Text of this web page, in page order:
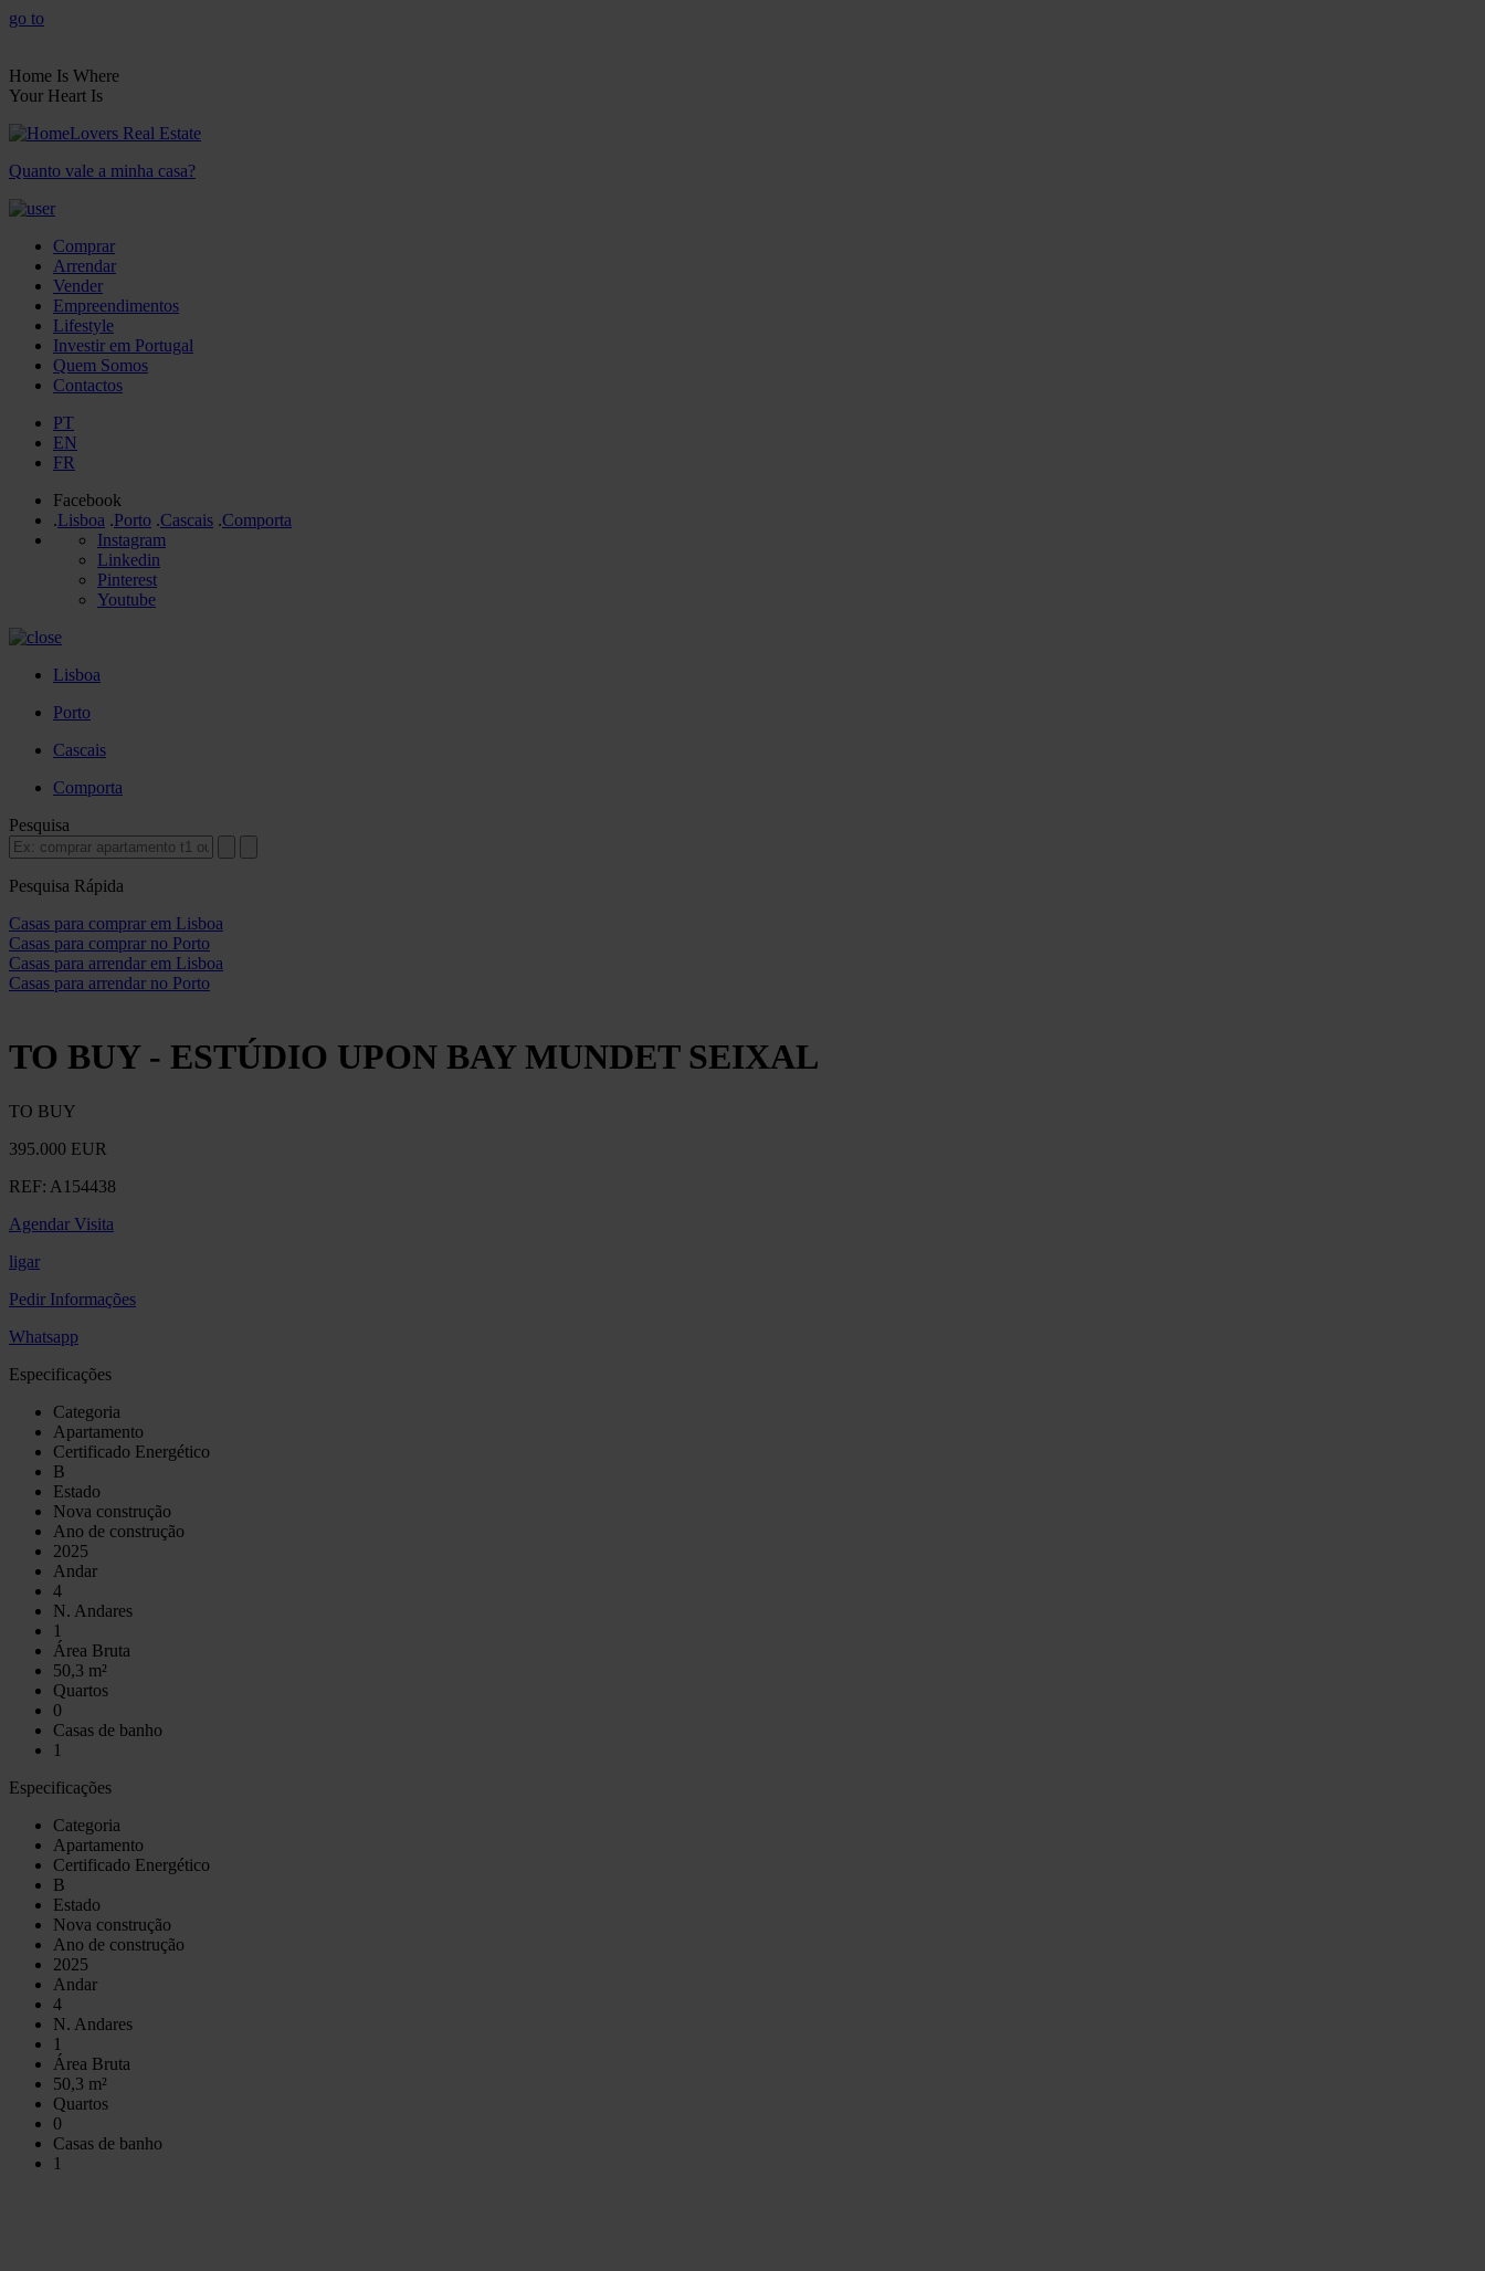
go to
Home Is Where
Your Heart Is
Quanto vale a minha casa?
Comprar
Arrendar
Vender
Empreendimentos
Lifestyle
Investir em Portugal
Quem Somos
Contactos
PT
EN
FR
Facebook
.Lisboa .Porto .Cascais .Comporta
Instagram
Linkedin
Pinterest
Youtube
Lisboa
Porto
Cascais
Comporta
Pesquisa
Pesquisa Rápida
Casas para comprar em Lisboa
Casas para comprar no Porto
Casas para arrendar em Lisboa
Casas para arrendar no Porto
TO BUY - ESTÚDIO UPON BAY MUNDET SEIXAL
TO BUY
395.000 EUR
REF: A154438
Agendar Visita
ligar
Pedir Informações
Whatsapp
Especificações
Categoria
Apartamento
Certificado Energético
B
Estado
Nova construção
Ano de construção
2025
Andar
4
N. Andares
1
Área Bruta
50,3 m²
Quartos
0
Casas de banho
1
Especificações
Categoria
Apartamento
Certificado Energético
B
Estado
Nova construção
Ano de construção
2025
Andar
4
N. Andares
1
Área Bruta
50,3 m²
Quartos
0
Casas de banho
1